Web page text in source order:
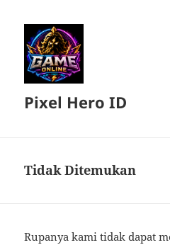
Pixel Hero ID
Tidak Ditemukan
Rupanya kami tidak dapat